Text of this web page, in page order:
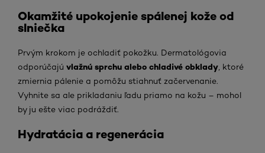
Okamžité upokojenie spálenej kože od
slniečka
Prvým krokom je ochladiť pokožku. Dermatológovia
odporúčajú vlažnú sprchu alebo chladivé obklady , ktoré
zmiernia pálenie a pomôžu stiahnuť začervenanie.
Vyhnite sa ale prikladaniu ľadu priamo na kožu – mohol
by ju ešte viac podráždiť.
Hydratácia a regenerácia